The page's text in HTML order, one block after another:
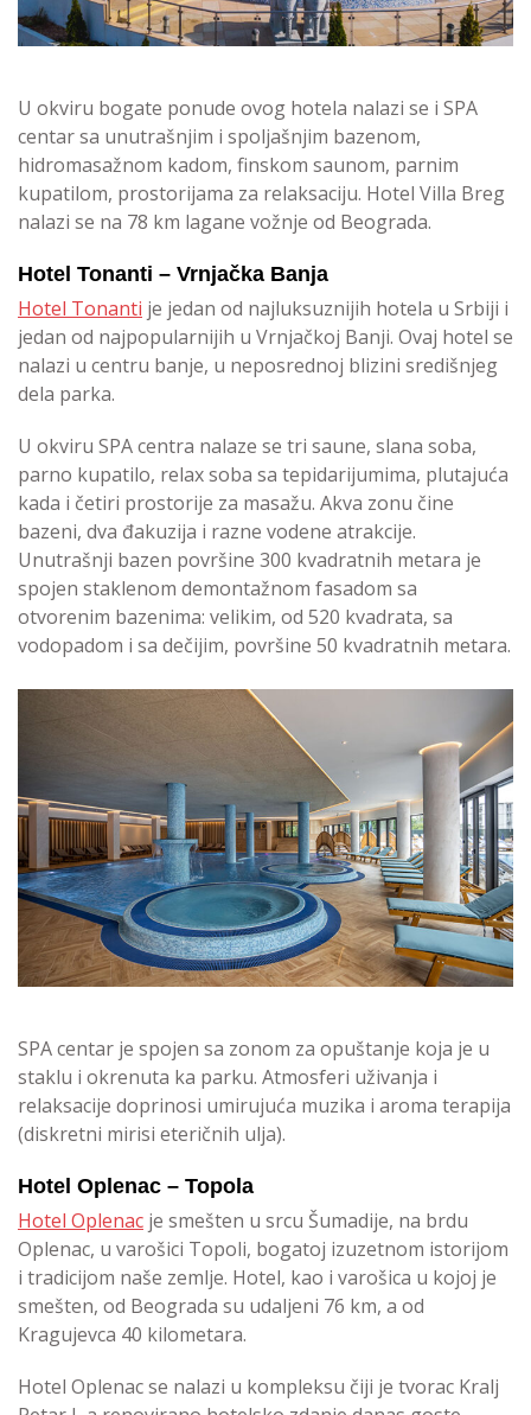
U okviru bogate ponude ovog hotela nalazi se i SPA
centar sa unutrašnjim i spoljašnjim bazenom,
hidromasažnom kadom, finskom saunom, parnim
kupatilom, prostorijama za relaksaciju. Hotel Villa Breg
nalazi se na 78 km lagane vožnje od Beograda.
Hotel Tonanti – Vrnjačka Banja
Hotel Tonanti je jedan od najluksuznijih hotela u Srbiji i
jedan od najpopularnijih u Vrnjačkoj Banji. Ovaj hotel se
nalazi u centru banje, u neposrednoj blizini središnjeg
dela parka.
U okviru SPA centra nalaze se tri saune, slana soba,
parno kupatilo, relax soba sa tepidarijumima, plutajuća
kada i četiri prostorije za masažu. Akva zonu čine
bazeni, dva đakuzija i razne vodene atrakcije.
Unutrašnji bazen površine 300 kvadratnih metara je
spojen staklenom demontažnom fasadom sa
otvorenim bazenima: velikim, od 520 kvadrata, sa
vodopadom i sa dečijim, površine 50 kvadratnih metara.
SPA centar je spojen sa zonom za opuštanje koja je u
staklu i okrenuta ka parku. Atmosferi uživanja i
relaksacije doprinosi umirujuća muzika i aroma terapija
(diskretni mirisi eteričnih ulja).
Hotel Oplenac – Topola
Hotel Oplenac je smešten u srcu Šumadije, na brdu
Oplenac, u varošici Topoli, bogatoj izuzetnom istorijom
i tradicijom naše zemlje. Hotel, kao i varošica u kojoj je
smešten, od Beograda su udaljeni 76 km, a od
Kragujevca 40 kilometara.
Hotel Oplenac se nalazi u kompleksu čiji je tvorac Kralj